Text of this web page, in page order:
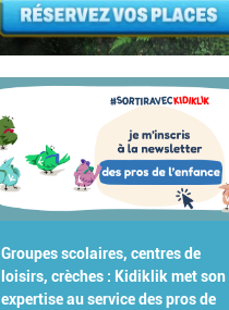
Groupes scolaires, centres de
loisirs, crèches : Kidiklik met son
expertise au service des pros de